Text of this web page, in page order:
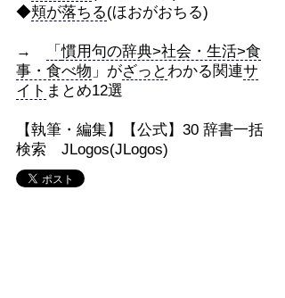
◆頬が落ちる(ほおがおちる)
→ 「慣用句の辞典>社会・生活>食
事・食べ物 」がざっと わかる関連サ
イト まとめ12選
【執筆・編集】【公式】30 辞書一括
検索 JLogos(JLogos)